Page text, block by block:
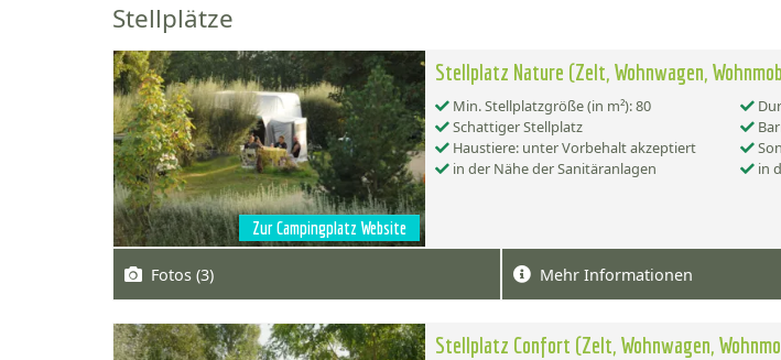
Stellplätze
Zur Campingplatz Website
Stellplatz Nature (Zelt, Wohnwagen,
Min. Stellplatzgröße (in m²): 80
Schattiger Stellplatz
Haustiere: unter Vorbehalt akzeptiert
in der Nähe der Sanitäranlagen
in
Fotos (3) Mehr Informationen
Stellplatz Confort (Zelt, Wohnwagen,